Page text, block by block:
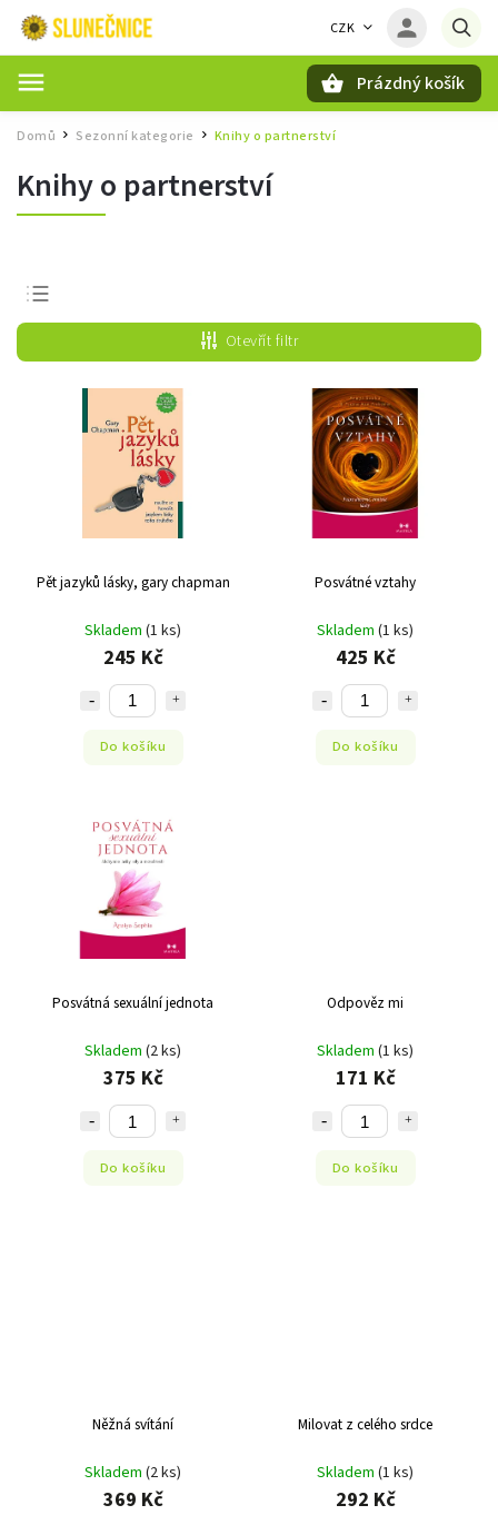
CZK
Prázdný košík
Domů / Sezonní kategorie Knihy o partnerství
Knihy o partnerství
Nejprodávanější
Nejlevnější
Abecedně
Otevřít filtr
Pět jazyků lásky, gary chapman
Skladem (1 ks)
245 Kč
Do košíku
Posvátné vztahy
Skladem (1 ks)
425 Kč
Do košíku
Posvátná sexuální jednota
Skladem (2 ks)
375 Kč
Do košíku
Odpověz mi
Skladem (1 ks)
171 Kč
Do košíku
Něžná svítání
Skladem (2 ks)
369 Kč
Milovat z celého srdce
Skladem (1 ks)
292 Kč